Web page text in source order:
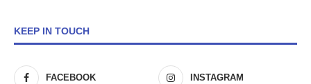
KEEP IN TOUCH
FACEBOOK INSTAGRAM